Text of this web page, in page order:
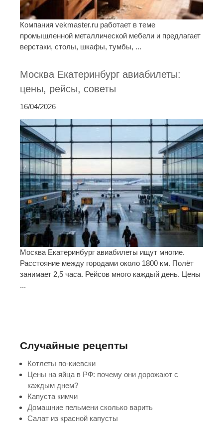
Компания vekmaster.ru работает в теме
промышленной металлической мебели и предлагает
верстаки, столы, шкафы, тумбы, ...
Москва Екатеринбург авиабилеты:
цены, рейсы, советы
16/04/2026
Москва Екатеринбург авиабилеты ищут многие.
Расстояние между городами около 1800 км. Полёт
занимает 2,5 часа. Рейсов много каждый день. Цены
...
Случайные рецепты
Котлеты по-киевски
Цены на яйца в РФ: почему они дорожают с
каждым днем?
Капуста кимчи
Домашние пельмени сколько варить
Салат из красной капусты